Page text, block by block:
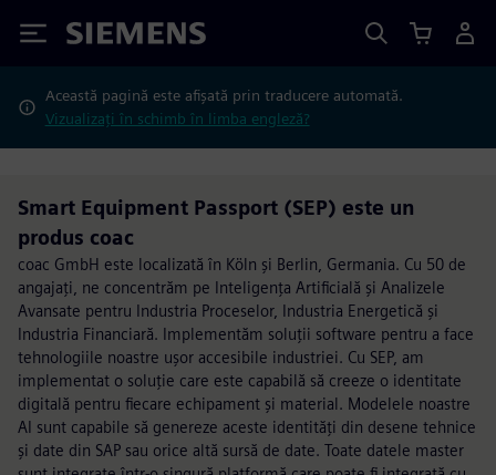
Siemens
Această pagină este afișată prin traducere automată.
Vizualizați în schimb în limba engleză?
Smart Equipment Passport (SEP) este un
produs coac
coac GmbH este localizată în Köln și Berlin, Germania. Cu 50 de
angajați, ne concentrăm pe Inteligența Artificială și Analizele
Avansate pentru Industria Proceselor, Industria Energetică și
Industria Financiară. Implementăm soluții software pentru a face
tehnologiile noastre ușor accesibile industriei. Cu SEP, am
implementat o soluție care este capabilă să creeze o identitate
digitală pentru fiecare echipament și material. Modelele noastre
AI sunt capabile să genereze aceste identități din desene tehnice
și date din SAP sau orice altă sursă de date. Toate datele master